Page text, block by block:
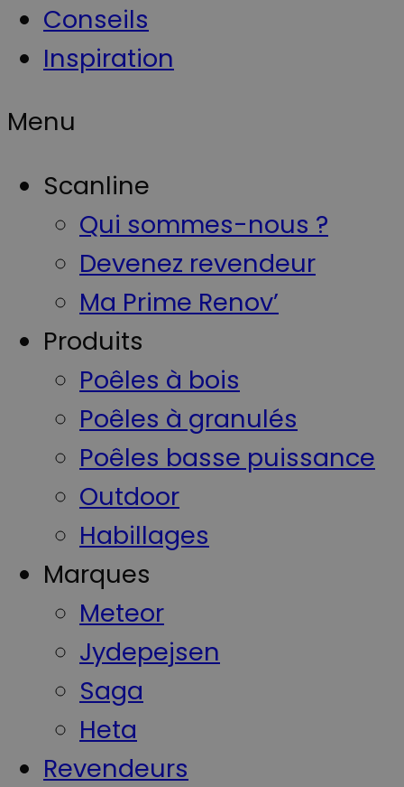
Conseils
Inspiration
Menu
Scanline
Qui sommes-nous ?
Devenez revendeur
Ma Prime Renov’
Produits
Poêles à bois
Poêles à granulés
Poêles basse puissance
Outdoor
Habillages
Marques
Meteor
Jydepejsen
Saga
Heta
Revendeurs